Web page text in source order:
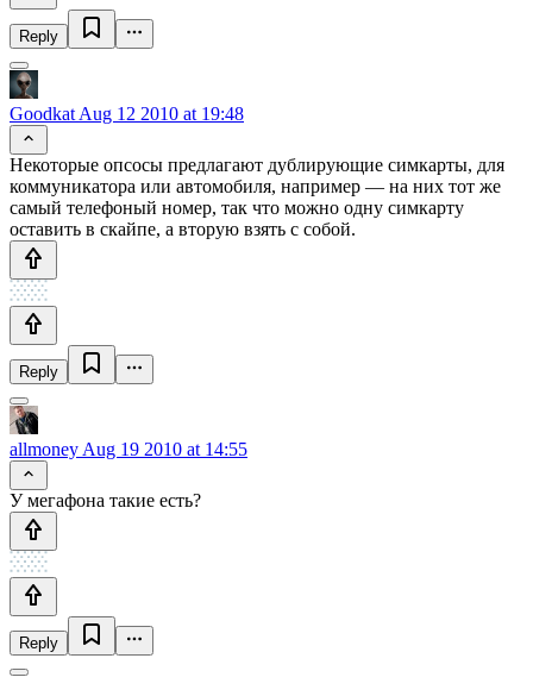
Reply
Goodkat Aug 12 2010 at 19:48
Некоторые опсосы предлагают дублирующие симкарты, для
коммуникатора или автомобиля, например — на них тот же
самый телефоный номер, так что можно одну симкарту
оставить в скайпе, а вторую взять с собой.
Reply
allmoney Aug 19 2010 at 14:55
У мегафона такие есть?
Reply